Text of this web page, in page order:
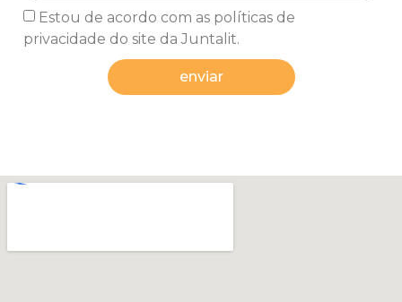
Estou de acordo com as políticas de
privacidade do site da Juntalit.
enviar